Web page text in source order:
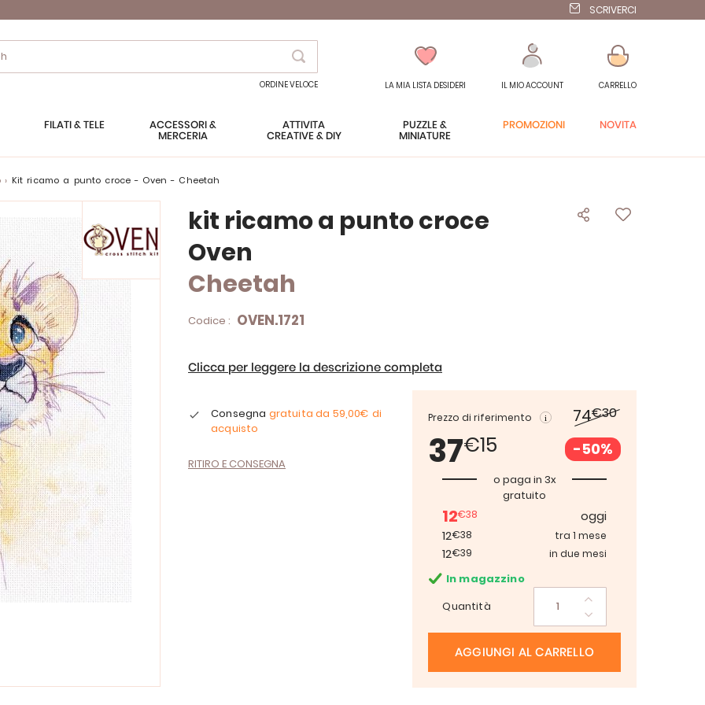
SCRIVERCI
Search
ORDINE VELOCE LA MIA LISTA DESIDERI IL MIO ACCOUNT CARRELLO
FILATI & TELE
ACCESSORI &
MERCERIA
ATTIVITÀ
CREATIVE & DIY
PUZZLE &
MINIATURE
PROMOZIONI NOVITÀ
kit ricamo a punto croce - Oven - Cheetah
kit ricamo a punto croce
Oven
Cheetah
Codice : OVEN.1721
Clicca per leggere la descrizione completa
Prezzo di riferimento 74€30
37€15 -50%
o paga in 3x
gratuito
12€38
oggi
12€38 tra 1 mese
12€39 in due mesi
In magazzino
Quantità
AGGIUNGI AL CARRELLO
Consegna gratuita da 59,00€ di
acquisto
RITIRO E CONSEGNA